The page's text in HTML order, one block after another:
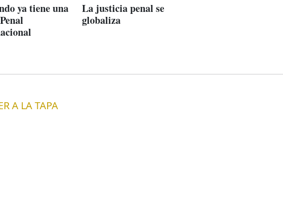
ya tiene una
La justicia penal se
globaliza
A LA TAPA